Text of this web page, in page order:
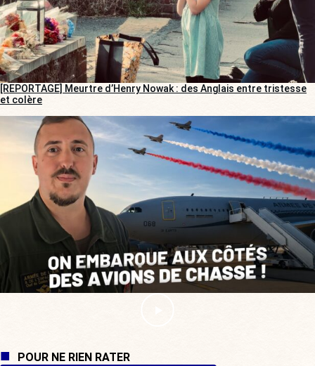
[REPORTAGE] Meurtre d’Henry Nowak : des Anglais entre tristesse
et colère
POUR NE RIEN RATER